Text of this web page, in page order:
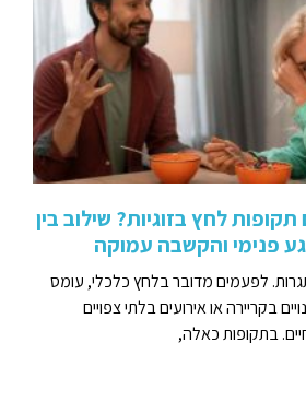
לחץ בזוגיות? שילוב בין
פנימי והקשבה עמוקה
לפעמים מדובר בלחץ כלכלי, עומס
בקריירה או אירועים בלתי צפויים
בתקופות כאלה,